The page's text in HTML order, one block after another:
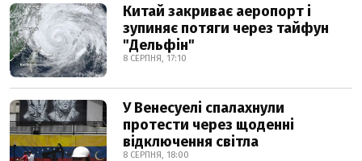
Китай закриває аеропорт і
зупиняє потяги через тайфун
"Дельфін"
8 СЕРПНЯ, 17:10
У Венесуелі спалахнули
протести через щоденні
відключення світла
8 СЕРПНЯ, 18:00